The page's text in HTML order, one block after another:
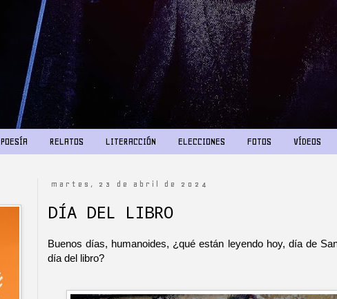
POESÍA RELATOS LITERACCIÓN ELECCIONES FOTOS VÍDEOS
martes, 23 de abril de 2024
DÍA DEL LIBRO
Buenos días, humanoides, ¿qué están leyendo hoy, día de
día del libro?